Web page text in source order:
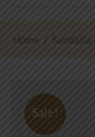
Home / Sandalia
Sale!